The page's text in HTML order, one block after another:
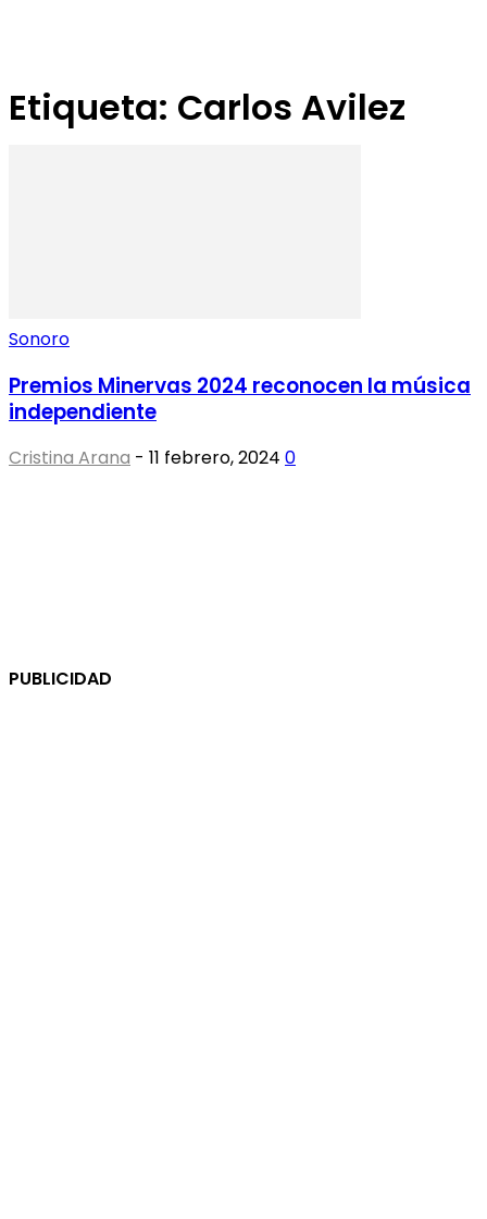
Etiqueta: Carlos Avilez
Sonoro
Premios Minervas 2024 reconocen la música
independiente
Cristina Arana - 11 febrero, 2024 0
PUBLICIDAD